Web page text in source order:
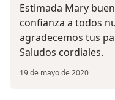
Estimada Mary
confianza a todos
agradecemos tus
Saludos cordiales.
19 de mayo de 2020